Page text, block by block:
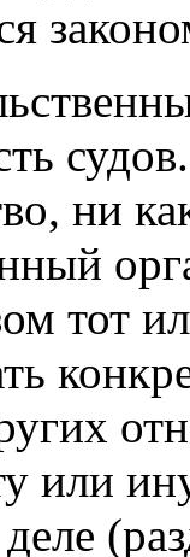
ни
тот
или